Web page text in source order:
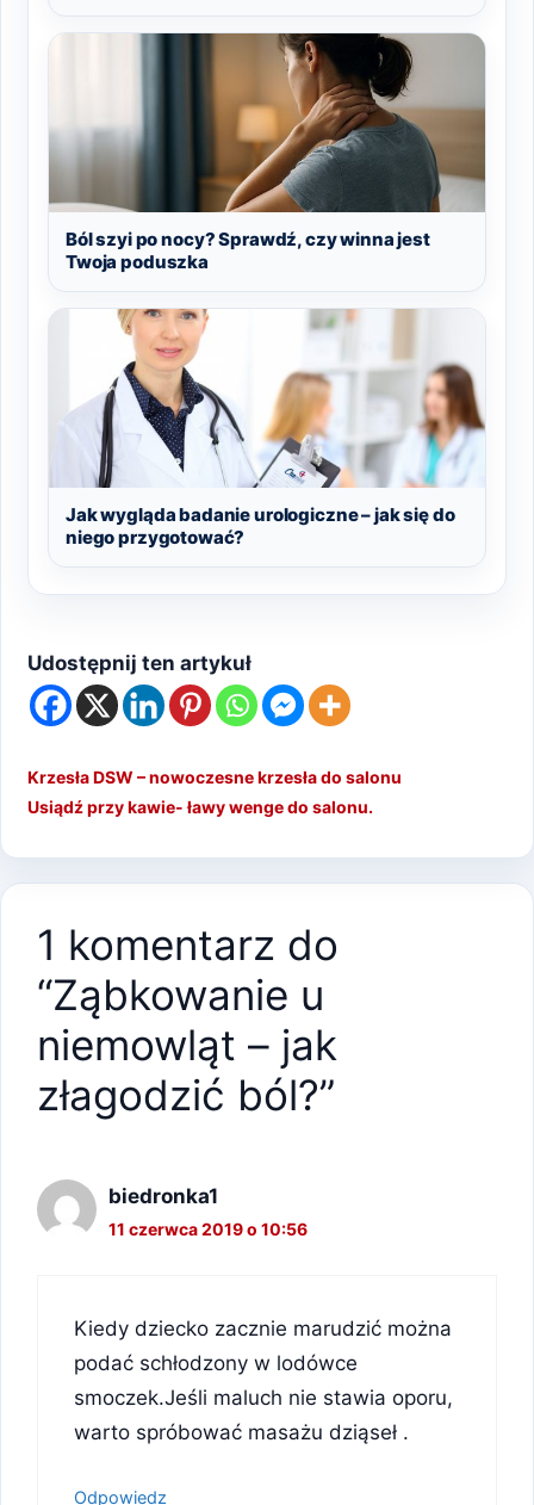
Ból szyi po nocy? Sprawdź, czy winna jest
Twoja poduszka
Jak wygląda badanie urologiczne – jak się do
niego przygotować?
Udostępnij ten artykuł
Krzesła DSW – nowoczesne krzesła do salonu
Usiądź przy kawie- ławy wenge do salonu.
1 komentarz do
“Ząbkowanie u
niemowląt – jak
złagodzić ból?”
biedronka1
11 czerwca 2019 o 10:56
Kiedy dziecko zacznie marudzić można
podać schłodzony w lodówce
smoczek.Jeśli maluch nie stawia oporu,
warto spróbować masażu dziąseł .
Odpowiedz